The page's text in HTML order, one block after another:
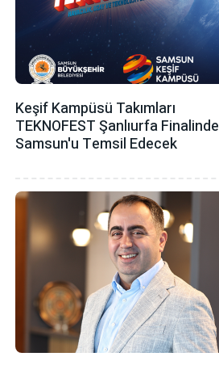
Keşif Kampüsü Takımları
TEKNOFEST Şanlıurfa Finalinde
Samsun'u Temsil Edecek